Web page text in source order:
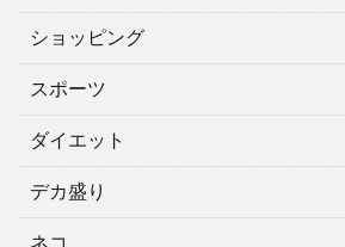
ショッピング
スポーツ
ダイエット
デカ盛り
ネコ